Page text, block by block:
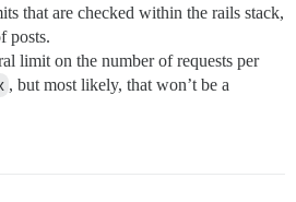
that are checked within the rails stack,
posts.
limit on the number of requests per
, but most likely, that won’t be a